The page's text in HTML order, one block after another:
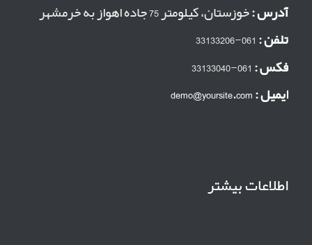
آدرس :خوزستان، کیلومتر 75 جاده اهواز به خرمشهر
تلفن :
فکس :
ایمیل :demo@yoursite.com
اطلاعات بیشتر